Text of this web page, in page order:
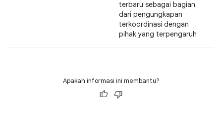
terbaru sebagai bagian
dari pengungkapan
terkoordinasi dengan
pihak yang terpengaruh
Apakah informasi ini membantu?